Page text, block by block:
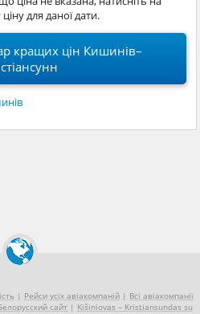
для даної дати.
кращих цін Кишинів–
| Рейси усіх авіакомпаній | Всі авіакомпанії
сайт | Kišiniovas – Kristiansundas su